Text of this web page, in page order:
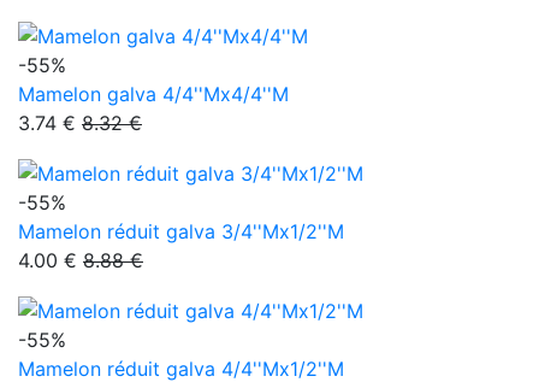
-55%
Mamelon galva 4/4''Mx4/4''M
3.74 € 8.32 €
-55%
Mamelon réduit galva 3/4''Mx1/2''M
4.00 € 8.88 €
-55%
Mamelon réduit galva 4/4''Mx1/2''M